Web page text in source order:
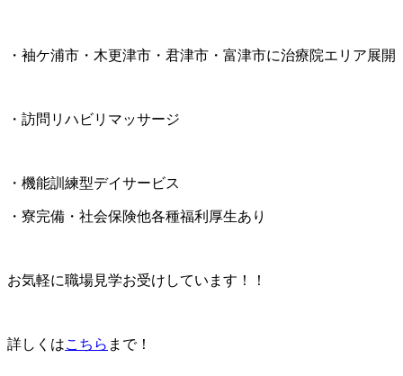
・袖ケ浦市・木更津市・君津市・富津市に治療院エリア展開
・訪問リハビリマッサージ
・機能訓練型デイサービス
・寮完備・社会保険他各種福利厚生あり
お気軽に職場見学お受けしています！！
詳しくはこちら まで！